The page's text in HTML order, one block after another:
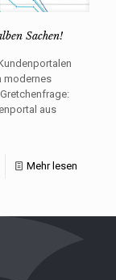
Sachen!
modernes
aus
Mehr lesen